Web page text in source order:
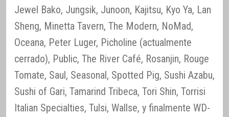
Jewel Bako, Jungsik, Junoon, Kajitsu, Kyo Ya, Lan
Sheng, Minetta Tavern, The Modern, NoMad,
Oceana, Peter Luger, Picholine (actualmente
cerrado), Public, The River Café, Rosanjin, Rouge
Tomate, Saul, Seasonal, Spotted Pig, Sushi Azabu,
Sushi of Gari, Tamarind Tribeca, Tori Shin, Torrisi
Italian Specialties, Tulsi, Wallse, y finalmente WD-